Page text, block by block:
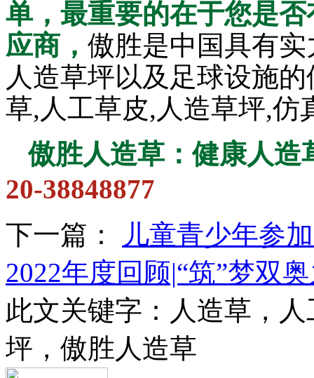
单，最重要的在于您是
应商， 傲胜是中国具有
人造草坪以及足球设施
草,人工草皮,人造草坪,仿
傲胜人造草：健康人造
20-38848877
下一篇：
儿童青少年参
2022年度回顾|“筑”梦双
此文关键字： 人造草，
坪，傲胜人造草